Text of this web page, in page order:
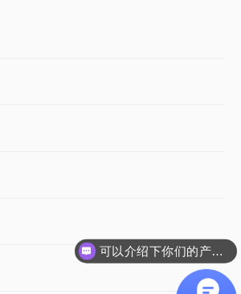
可以介绍下你们的产品么